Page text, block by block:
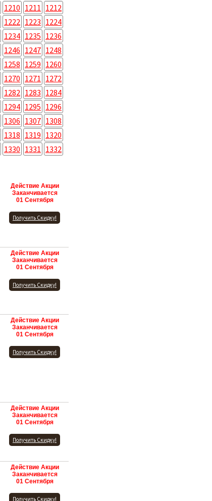
1210 1211 1212
1222 1223 1224
1234 1235 1236
1246 1247 1248
1258 1259 1260
1270 1271 1272
1282 1283 1284
1294 1295 1296
1306 1307 1308
1318 1319 1320
1330 1331 1332
Действие Акции
Заканчивается
01 Сентября
Получить Скидку!
Действие Акции
Заканчивается
01 Сентября
Получить Скидку!
Действие Акции
Заканчивается
01 Сентября
Получить Скидку!
Действие Акции
Заканчивается
01 Сентября
Получить Скидку!
Действие Акции
Заканчивается
01 Сентября
Получить Скидку!